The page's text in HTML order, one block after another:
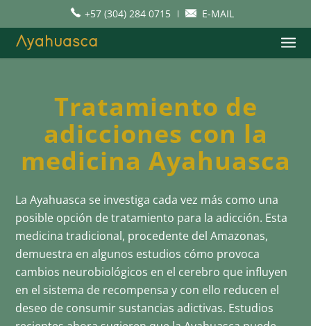
+57 (304) 284 0715 E-MAIL
Tratamiento de
adicciones con la
medicina Ayahuasca
La Ayahuasca se investiga cada vez más como una
posible opción de tratamiento para la adicción. Esta
medicina tradicional, procedente del Amazonas,
demuestra en algunos estudios cómo provoca
cambios neurobiológicos en el cerebro que influyen
en el sistema de recompensa y con ello reducen el
deseo de consumir sustancias adictivas. Estudios